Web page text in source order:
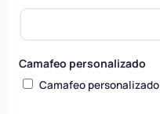
Camafeo personalizado
Camafeo personalizado